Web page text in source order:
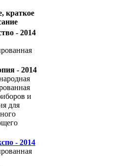
краткое
- 2014
- 2014
и
для
- 2014